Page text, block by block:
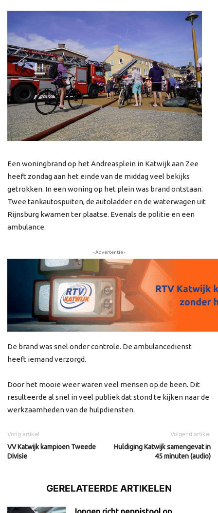
Een woningbrand op het Andreasplein in Katwijk aan Zee
heeft zondag aan het einde van de middag veel bekijks
getrokken. In een woning op het plein was brand ontstaan.
Twee tankautospuiten, de autoladder en de waterwagen uit
Rijnsburg kwamen ter plaatse. Evenals de politie en een
ambulance.
- Advertentie -
De brand was snel onder controle. De ambulancedienst
heeft iemand verzorgd.
Door het mooie weer waren veel mensen op de been. Dit
resulteerde al snel in veel publiek dat stond te kijken naar de
werkzaamheden van de hulpdiensten.
Vorig artikel
VV Katwijk kampioen Tweede
Divisie
Volgend artikel
Huldiging Katwijk samengevat in
45 minuten (audio)
GERELATEERDE ARTIKELEN
Jongen richt neppistool op